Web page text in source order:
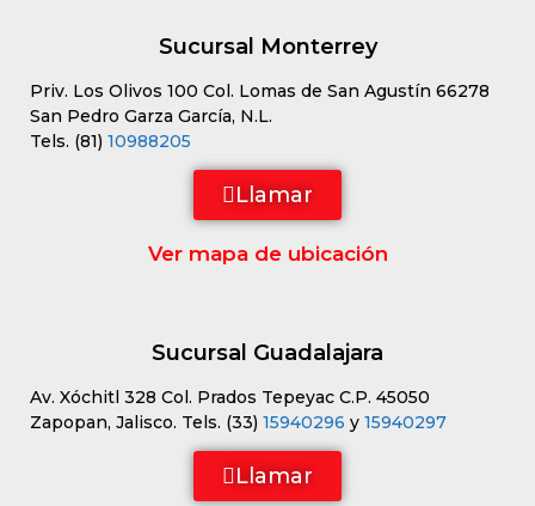
Sucursal Monterrey
Priv. Los Olivos 100 Col. Lomas de San Agustín 66278
San Pedro Garza García, N.L.
Tels. (81) 10988205
Llamar
Ver mapa de ubicación
Sucursal Guadalajara
Av. Xóchitl 328 Col. Prados Tepeyac C.P. 45050
Zapopan, Jalisco. Tels. (33) 15940296 y 15940297
Llamar